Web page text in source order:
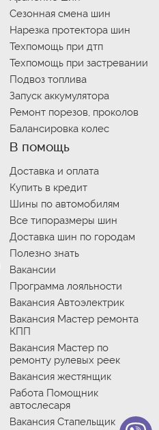
Сезонная смена шин
Нарезка протектора шин
Техпомощь при дтп
Техпомощь при застревании
Подвоз топлива
Запуск аккумулятора
Ремонт порезов, проколов
Балансировка колес
В помощь
Доставка и оплата
Купить в кредит
Шины по автомобилям
Все типоразмеры шин
Доставка шин по городам
Полезно знать
Вакансии
Программа лояльности
Вакансия Автоэлектрик
Вакансия Мастер ремонта
КПП
Вакансия Мастер по
ремонту рулевых реек
Вакансия жестянщик
Работа Помощник
автослесаря
Вакансия Стапельщик